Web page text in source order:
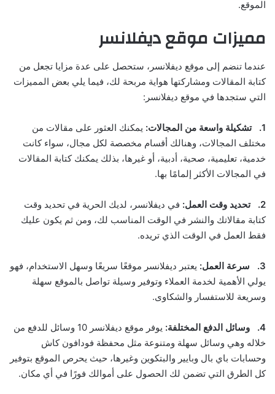
الموقع.
مميزات موقع ديفلانسر
عندما تنضم إلى موقع ديفلانسر، ستحصل على عدة مزايا تجعل من
كتابة المقالات ومشاركتها هواية مربحة لك، فيما يلي بعض المميزات
التي ستجدها في موقع ديفلانسر:
1. تشكيلة واسعة من المجالات: يمكنك العثور على مقالات من
مختلف المجالات، وهنالك أقسام مخصصة لكل مجال، سواء كانت
خدمية، تعليمية، صحية، أدبية، أو غيرها، بذلك يمكنك كتابة المقالات
في المجالات الأكثر إلمامًا بها.
2. تحديد وقت العمل: في ديفلانسر، لديك الحرية في تحديد وقت
كتابة مقالاتك والنشر في الوقت المناسب لك، ومن ثم يكون عليك
فقط العمل في الوقت الذي تريده.
3. سرعة العمل: يعتبر ديفلانسر موقعًا سريعًا وسهل الاستخدام، فهو
يولي الأهمية لخدمة العملاء وتوفير وسيلة تواصل بالموقع سهلة
وسريعة للاستفسار والشكاوى.
4. وسائل الدفع المختلفة:
يوفر موقع ديفلانسر 10 وسائل للدفع من
خلاله وهي وسائل سهلة ومتنوعة مثل محفظة فودافون كاش
وحسابات باي بال وبايير والبتكوين وغيرها، حيث يحرص الموقع بتوفير
كل الطرق التي تضمن لك الحصول على أموالك فورًا في أي مكان.